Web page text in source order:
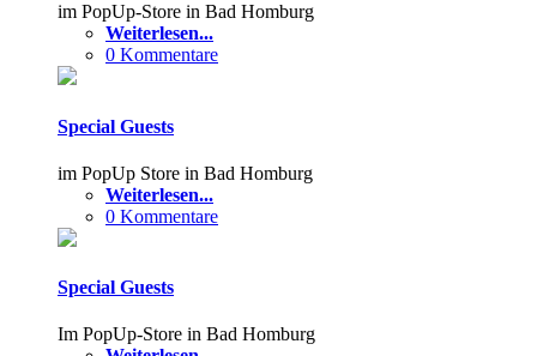
im PopUp-Store in Bad Homburg
Weiterlesen...
0 Kommentare
Special Guests
im PopUp Store in Bad Homburg
Weiterlesen...
0 Kommentare
Special Guests
Im PopUp-Store in Bad Homburg